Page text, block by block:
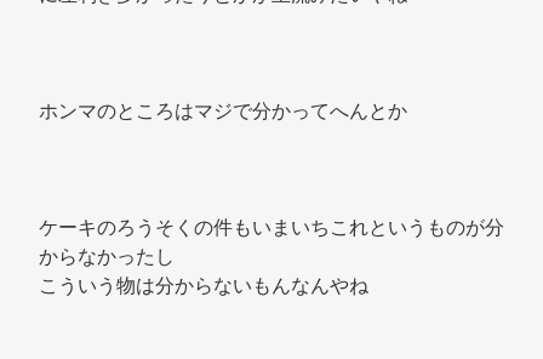
ホンマのところはマジで分かってへんとか
ケーキのろうそくの件もいまいちこれというものが分
からなかったし
こういう物は分からないもんなんやね